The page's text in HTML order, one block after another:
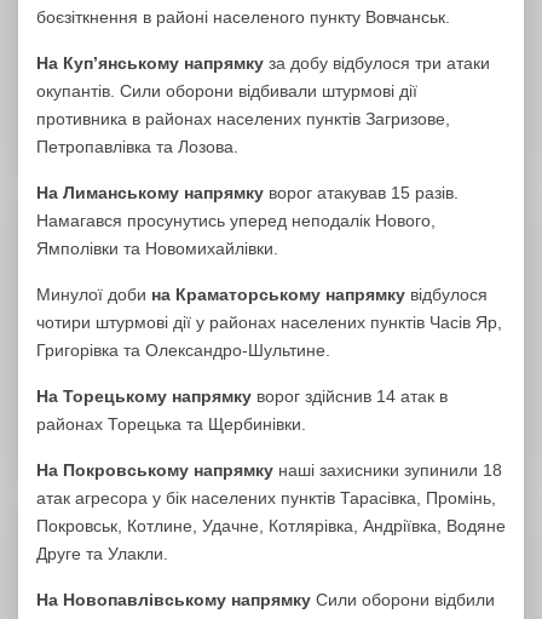
боєзіткнення в районі населеного пункту Вовчанськ.
На Куп’янському напрямку за добу відбулося три атаки
окупантів. Сили оборони відбивали штурмові дії
противника в районах населених пунктів Загризове,
Петропавлівка та Лозова.
На Лиманському напрямку ворог атакував 15 разів.
Намагався просунутись уперед неподалік Нового,
Ямполівки та Новомихайлівки.
Минулої доби на Краматорському напрямку відбулося
чотири штурмові дії у районах населених пунктів Часів Яр,
Григорівка та Олександро-Шультине.
На Торецькому напрямку ворог здійснив 14 атак в
районах Торецька та Щербинівки.
На Покровському напрямку наші захисники зупинили 18
атак агресора у бік населених пунктів Тарасівка, Промінь,
Покровськ, Котлине, Удачне, Котлярівка, Андріївка, Водяне
Друге та Улакли.
На Новопавлівському напрямку Сили оборони відбили